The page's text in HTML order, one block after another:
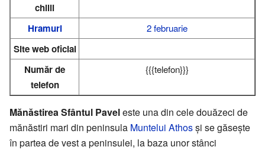
chilii
Hramuri 2 februarie
Site web oficial
Număr de
telefon
{{{telefon}}}
Mănăstirea Sfântul Paveleste una din cele douăzeci de
mănăstiri mari din peninsula Muntelui Athosși se găseşte
în partea de vest a peninsulei, la baza unor stânci